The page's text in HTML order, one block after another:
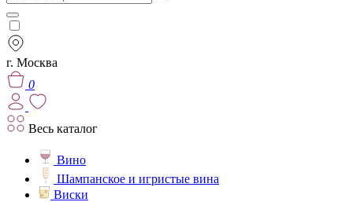
г. Москва
0
Весь каталог
Вино
Шампанское и игристые вина
Виски